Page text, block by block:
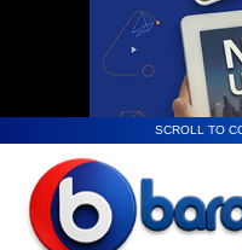
SCROLL TO